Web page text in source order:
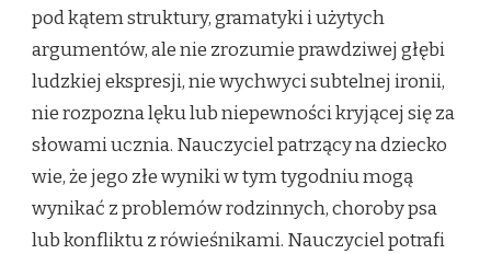
pod kątem struktury, gramatyki i użytych
argumentów, ale nie zrozumie prawdziwej głębi
ludzkiej ekspresji, nie wychwyci subtelnej ironii,
nie rozpozna lęku lub niepewności kryjącej się za
słowami ucznia. Nauczyciel patrzący na dziecko
wie, że jego złe wyniki w tym tygodniu mogą
wynikać z problemów rodzinnych, choroby psa
lub konfliktu z rówieśnikami. Nauczyciel potrafi